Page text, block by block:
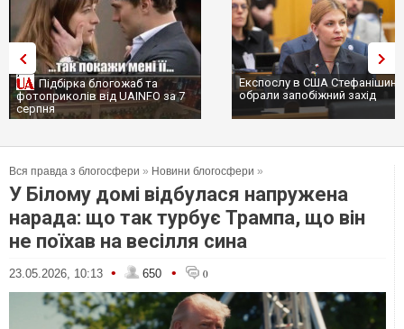
Підбірка блогожаб та
фотоприколів від UAINFO за 7
серпня
Експослу в США
обрали запобіжний захід
Вся правда з блогосфери » Новини блогосфери »
У Білому домі відбулася напружена
нарада: що так турбує Трампа, що він
не поїхав на весілля сина
23.05.2026, 10:13 • 650 • 0